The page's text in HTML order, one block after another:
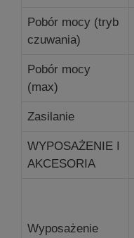
Pobór mocy (tryb
czuwania)
Pobór mocy
(max)
Zasilanie
WYPOSAŻENIE I
AKCESORIA
Wyposażenie